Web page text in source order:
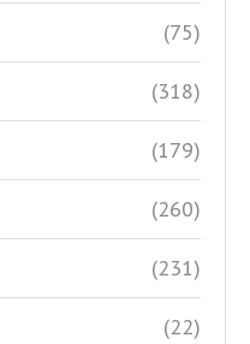
(75)
(318)
(179)
(260)
(231)
(22)